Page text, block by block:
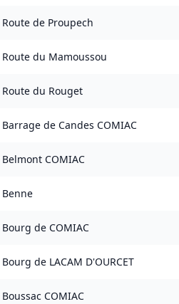
Route de Proupech
Route du Mamoussou
Route du Rouget
Barrage de Candes COMIAC
Belmont COMIAC
Benne
Bourg de COMIAC
Bourg de LACAM D'OURCET
Boussac COMIAC